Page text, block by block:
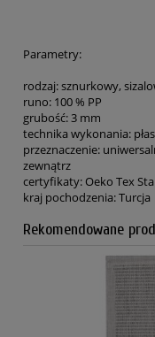
Parametry:
rodzaj: sznurkowy,
runo: 100 % PP
grubość: 3 mm
technika wykonania:
przeznaczenie:
zewnątrz
certyfikaty: Oeko Tex
kraj pochodzenia: Turcja
Rekomendowane